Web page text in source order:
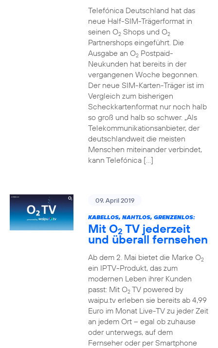
Telefónica Deutschland hat das
neue Half-SIM-Trägerformat in
seinen O2Shops und O2
Partnershops eingeführt. Die
Ausgabe an O2Postpaid-
Neukunden hat bereits in der
vergangenen Woche begonnen.
Der neue SIM-Karten-Träger ist im
Vergleich zum bisherigen
Scheckkartenformat nur noch halb
so groß und halb so schwer. „Als
Telekommunikationsanbieter, der
deutschlandweit die meisten
Menschen miteinander verbindet,
kann Telefónica […]
09. April 2019
KABELLOS, NAHTLOS, GRENZENLOS:
Mit O2 TV jederzeit
und überall fernsehen
Ab dem 2. Mai bietet die Marke O2
ein IPTV-Produkt, das zum
modernen Leben ihrer Kunden
passt: Mit O2TV powered by
waipu.tv erleben sie bereits ab 4,99
Euro im Monat Live-TV zu jeder Zeit
an jedem Ort – egal ob zuhause
oder unterwegs, auf dem
Fernseher oder per Smartphone